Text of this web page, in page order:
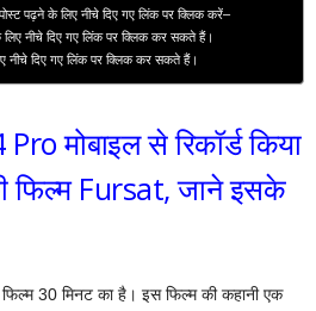
पढ़ने के लिए नीचे दिए गए लिंक पर क्लिक करें–
लिए नीचे दिए गए लिंक पर क्लिक कर सकते हैं।
नीचे दिए गए लिंक पर क्लिक कर सकते हैं।
मोबाइल से रिकॉर्ड किया
फिल्म Fursat, जाने इसके
फिल्म 30 मिनट का है। इस फिल्म की कहानी एक